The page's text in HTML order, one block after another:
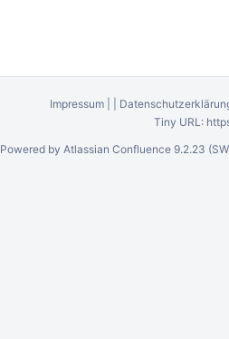
Impressum|
Tiny URL:
Powered by Atlassian Confluence 9.2.23